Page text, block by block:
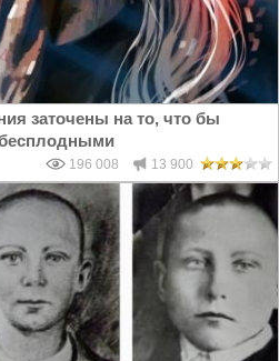
заточены на то, что бы
196 008 13 900